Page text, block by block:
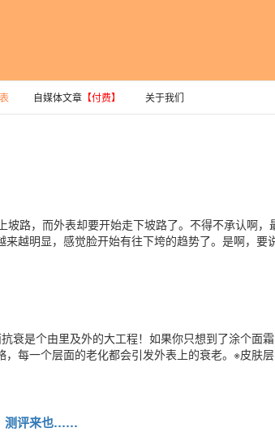
自媒体文章 【付费】 关于我们
路，而外表却要开始走下坡路了。不得不承认啊，
越明显，感觉脸开始有往下垮的趋势了。是啊，要
衰是个由里及外的大工程！如果你只想到了涂个面
每一个层面的老化都会引发外表上的衰老。※皮肤
测评来也……